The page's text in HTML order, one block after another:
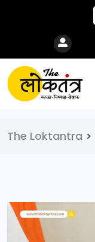
The Loktantra >